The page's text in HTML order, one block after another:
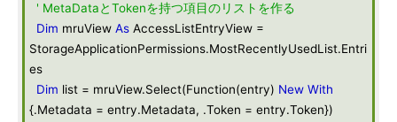
' MetaDataとTokenを持つ項目のリストを作る
Dim mruView As AccessListEntryView =
StorageApplicationPermissions.MostRecentlyUsedList.Entri
es
Dim list = mruView.Select(Function(entry) New With
{.Metadata = entry.Metadata, .Token = entry.Token})